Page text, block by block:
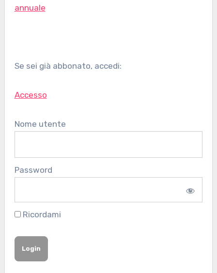
annuale
Se sei già abbonato, accedi:
Accesso
Nome utente
Password
Ricordami